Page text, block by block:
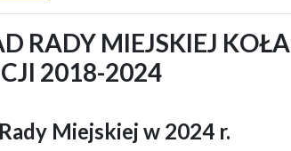
RADY MIEJSKIEJ KOŁA
2018-2024
Miejskiej w 2024 r.